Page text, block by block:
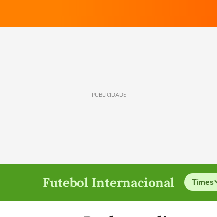
PUBLICIDADE
Futebol Internacional Times